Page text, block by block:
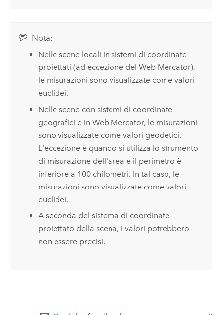
Nota:
Nelle scene locali in sistemi di coordinate
proiettati (ad eccezione del Web Mercator),
le misurazioni sono visualizzate come valori
euclidei.
Nelle scene con sistemi di coordinate
geografici e in Web Mercator, le misurazioni
sono visualizzate come valori geodetici.
L'eccezione è quando si utilizza lo strumento
di misurazione dell'area e il perimetro è
inferiore a 100 chilometri. In tal caso, le
misurazioni sono visualizzate come valori
euclidei.
A seconda del sistema di coordinate
proiettato della scena, i valori potrebbero
non essere precisi.